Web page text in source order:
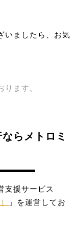
いましたら、お気
ます。
らメトロミ
支援サービス
」を運営してお